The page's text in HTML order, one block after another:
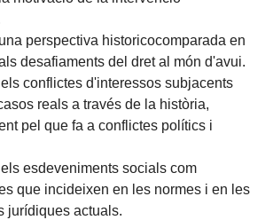
perspectiva historicocomparada en
desafiaments del dret al món d'avui.
els conflictes d'interessos subjacents
reals a través de la història,
pel que fa a conflictes polítics i
els esdeveniments socials com
que incideixen en les normes i en les
jurídiques actuals.